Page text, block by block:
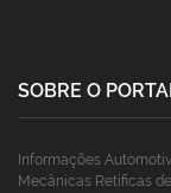
SOBRE O
Informações
Mecânicas Retíficas